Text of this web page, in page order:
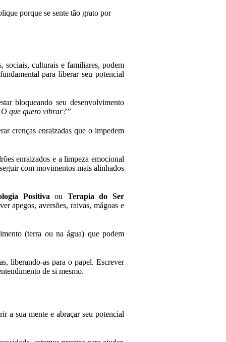
porque se sente tão grato por
sociais, culturais e familiares, podem
para liberar seu potencial
bloqueando seu desenvolvimento
O que quero vibrar?”
crenças enraizadas que o impedem
enraizados e a limpeza emocional
com movimentos mais alinhados
Positiva ou Terapia do Ser
apegos, aversões, raivas, mágoas e
(terra ou na água) que podem
liberando-as para o papel. Escrever
de si mesmo.
a sua mente e abraçar seu potencial